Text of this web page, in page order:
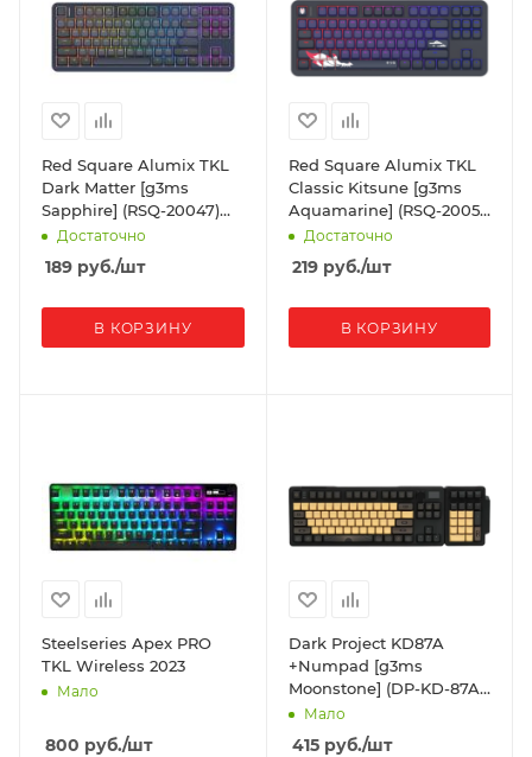
Red Square Alumix TKL
Dark Matter [g3ms
Sapphire] (RSQ-20047)
Black
Достаточно
189 руб./шт
В КОРЗИНУ
Red Square Alumix TKL
Classic Kitsune [g3ms
Aquamarine] (RSQ-20051)
Black
Достаточно
219руб./шт
В КОРЗИНУ
Steelseries Apex PRO
TKL Wireless 2023
Мало
800 руб./шт
Dark Project KD87A
+Numpad [g3ms
Moonstone] (DP-KD-87A-
000101-GMS) Black
Мало
415руб./шт